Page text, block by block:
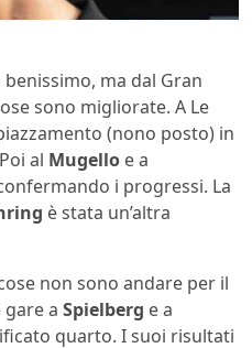
ma dal Gran
sono migliorate. A Le
(nono posto) in
al Mugello e a
i progressi. La
è stata un’altra
non sono andare per il
gare a Spielberg e a
quarto. I suoi risultati